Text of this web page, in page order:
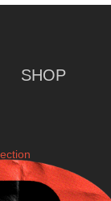
SHOP